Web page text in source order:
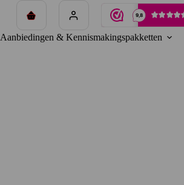
Winkelwagen
Aanbiedingen & Kennismakingspakketten